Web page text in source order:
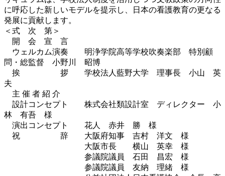
に呼応した新しいモデルを提示し、日本の看護教育の更なる
発展に貢献します。
＜式 次 第＞
開 会 宣 言
ウェルカム演奏 明浄学院高等学校吹奏楽部 特別顧
問・総監督 小野川 昭博
挨 拶 学校法人藍野大学 理事長 小山 英
夫
主 催 者 紹 介
設計コンセプト 株式会社類設計室 ディレクター 小
林 有吾 様
演出コンセプト 花人 赤井 勝 様
祝 辞 大阪府知事 吉村 洋文 様
大阪市長 横山 英幸 様
参議院議員 石田 昌宏 様
参議院議員 友納 理緒 様